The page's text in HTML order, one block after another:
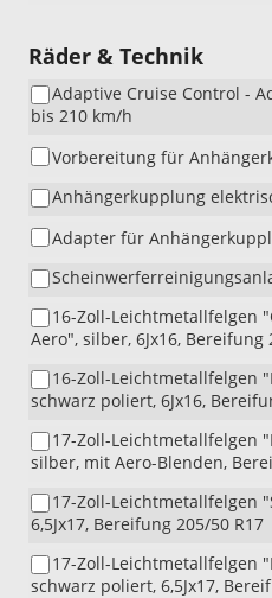
Räder & Technik
Adaptive Cruise Control -
bis 210 km/h
Vorbereitung für
Anhängerkupplung
Adapter für
16-Zoll-Leichtmetallfelgen
Aero", silber, 6Jx16, Bereifung
16-Zoll-Leichtmetallfelgen
schwarz poliert, 6Jx16,
17-Zoll-Leichtmetallfelgen
silber, mit Aero-Blenden,
17-Zoll-Leichtmetallfelgen
6,5Jx17, Bereifung 205/50 R17
17-Zoll-Leichtmetallfelgen
schwarz poliert, 6,5Jx17,